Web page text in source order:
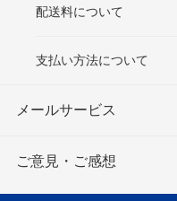
配送料について
支払い方法について
メールサービス
ご意見・ご感想